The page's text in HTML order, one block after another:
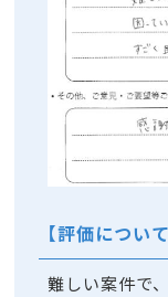
【評価について
難しい案件で